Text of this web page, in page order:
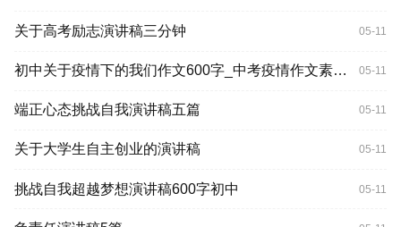
关于高考励志演讲稿三分钟 05-11
初中关于疫情下的我们作文600字_中考疫情作文素材精选 05-11
端正心态挑战自我演讲稿五篇 05-11
关于大学生自主创业的演讲稿 05-11
挑战自我超越梦想演讲稿600字初中 05-11